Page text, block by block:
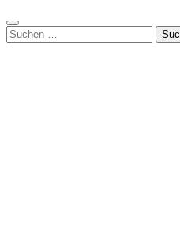
Suchen
nach: